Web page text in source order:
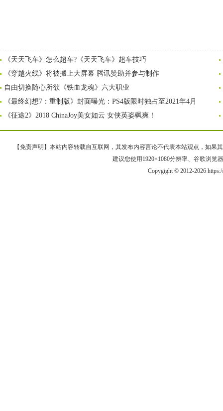
《天天飞车》怎么超车?《天天飞车》超车技巧
《穿越火线》将被搬上大屏幕 腾讯赞助并参与制作
自由切换随心所欲《铁血龙魂》六大职业
《最终幻想7：重制版》封面曝光：PS4版限时独占至2021年4月
《征途2》2018 ChinaJoy美女如云 女侠英姿飒爽！
【免责声明】本站内容转载自互联网，其发布内容言论不代表本站观点，如果
建议您使用1920×1080分辨率、谷歌浏览
Copygight © 2012-2026